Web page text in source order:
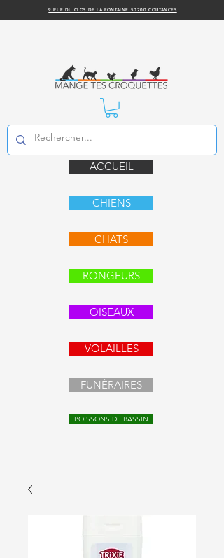
9 RUE DU CLOS DE LA FONTAINE 50200 COUTANCES
ACCUEIL
CHIENS
CHATS
RONGEURS
OISEAUX
VOLAILLES
FUNÉRAIRES
POISSONS DE BASSIN